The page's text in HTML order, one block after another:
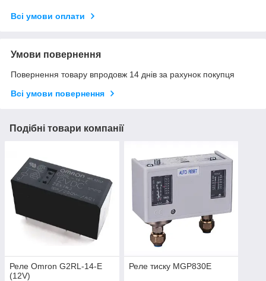
Всі умови оплати
Умови повернення
Повернення товару впродовж 14 днів за рахунок покупця
Всі умови повернення
Подібні товари компанії
Реле Omron G2RL-14-E
(12V)
Реле тиску MGP830E